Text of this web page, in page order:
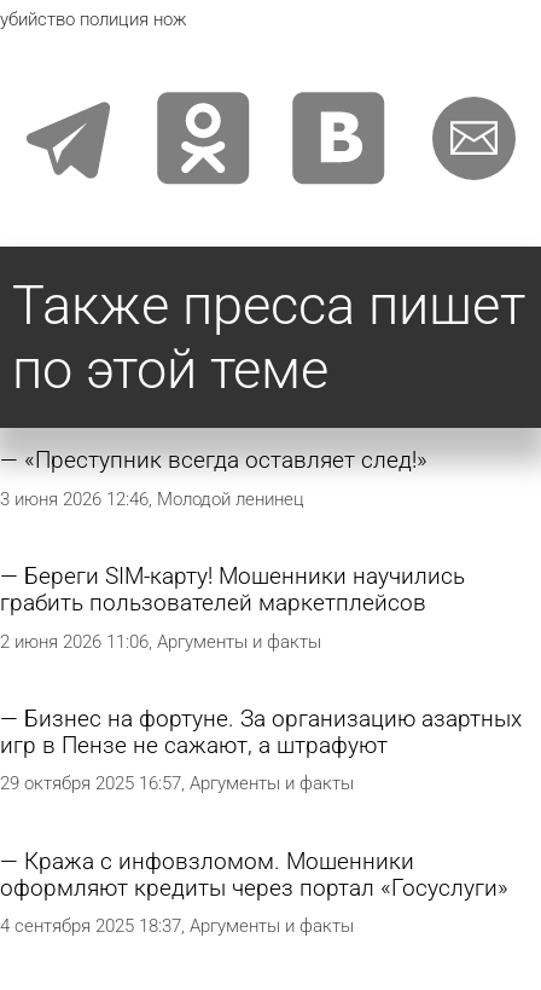
убийство полиция нож
telegram odnoklassniki vkontakte email
Также пресса пишет
по этой теме
«Преступник всегда оставляет след!»
3 июня 2026 12:46 Молодой ленинец
Береги SIM-карту! Мошенники научились
грабить пользователей маркетплейсов
2 июня 2026 11:06 Аргументы и факты
Бизнес на фортуне. За организацию азартных
игр в Пензе не сажают, а штрафуют
29 октября 2025 16:57 Аргументы и факты
Кража с инфовзломом. Мошенники
оформляют кредиты через портал «Госуслуги»
4 сентября 2025 18:37 Аргументы и факты